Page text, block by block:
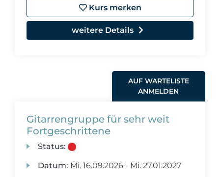
Kurs merken
weitere Details
AUF WARTELISTE
ANMELDEN
Gitarrengruppe für sehr weit
Fortgeschrittene
Status:
Datum: Mi. 16.09.2026 - Mi. 27.01.2027